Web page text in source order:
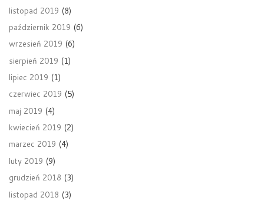
listopad 2019 (8)
październik 2019 (6)
wrzesień 2019 (6)
sierpień 2019 (1)
lipiec 2019 (1)
czerwiec 2019 (5)
maj 2019 (4)
kwiecień 2019 (2)
marzec 2019 (4)
luty 2019 (9)
grudzień 2018 (3)
listopad 2018 (3)